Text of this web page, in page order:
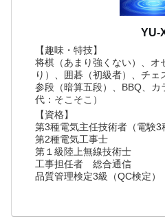
YU-
【趣味・特技】
将棋（あまり強くない）、オ
り）、囲碁（初級者）、チェ
参段（暗算五段）、BBQ、
代：そこそこ）
【資格】
第3種電気主任技術者（電験3
第2種電気工事士
第１級陸上無線技術士
工事担任者 総合通信
品質管理検定3級（QC検定）